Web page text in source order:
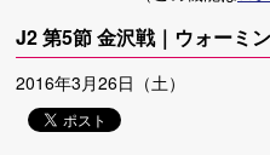
J2 第5節 金沢戦｜ウォーミ
2016年3月26日（土）